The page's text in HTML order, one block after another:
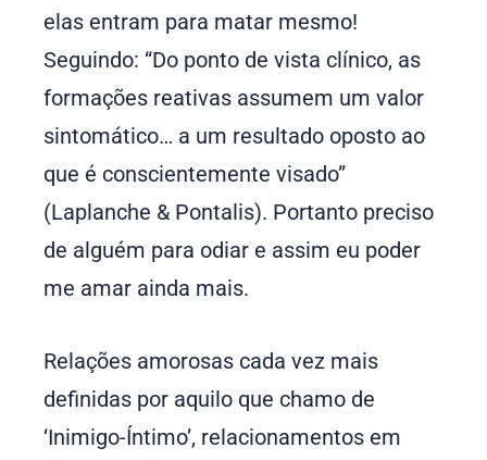
elas entram para matar mesmo!
Seguindo: “Do ponto de vista clínico, as
formações reativas assumem um valor
sintomático… a um resultado oposto ao
que é conscientemente visado”
(Laplanche & Pontalis). Portanto preciso
de alguém para odiar e assim eu poder
me amar ainda mais.
Relações amorosas cada vez mais
definidas por aquilo que chamo de
‘Inimigo-Íntimo’, relacionamentos em